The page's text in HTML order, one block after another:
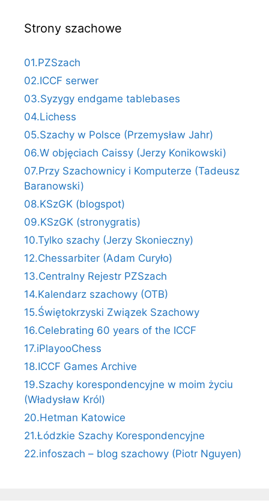
Strony szachowe
01.PZSzach
02.ICCF serwer
03.Syzygy endgame tablebases
04.Lichess
05.Szachy w Polsce (Przemysław Jahr)
06.W objęciach Caissy (Jerzy Konikowski)
07.Przy Szachownicy i Komputerze (Tadeusz
Baranowski)
08.KSzGK (blogspot)
09.KSzGK (stronygratis)
10.Tylko szachy (Jerzy Skonieczny)
12.Chessarbiter (Adam Curyło)
13.Centralny Rejestr PZSzach
14.Kalendarz szachowy (OTB)
15.Świętokrzyski Związek Szachowy
16.Celebrating 60 years of the ICCF
17.iPlayooChess
18.ICCF Games Archive
19.Szachy korespondencyjne w moim życiu
(Władysław Król)
20.Hetman Katowice
21.Łódzkie Szachy Korespondencyjne
22.infoszach – blog szachowy (Piotr Nguyen)